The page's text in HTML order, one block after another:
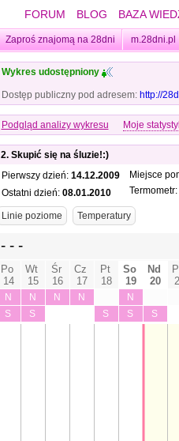
FORUM BLOG BAZA
Zaproś znajomą na 28dni m.28dni.pl
Wykres udostępniony
Dostęp publiczny pod adresem: http://
Podgląd analizy wykresu Moje
2. Skupić się na śluzie!:)
Pierwszy dzień: 14.12.2009
Ostatni dzień: 08.01.2010
Miejsce
Termometr: